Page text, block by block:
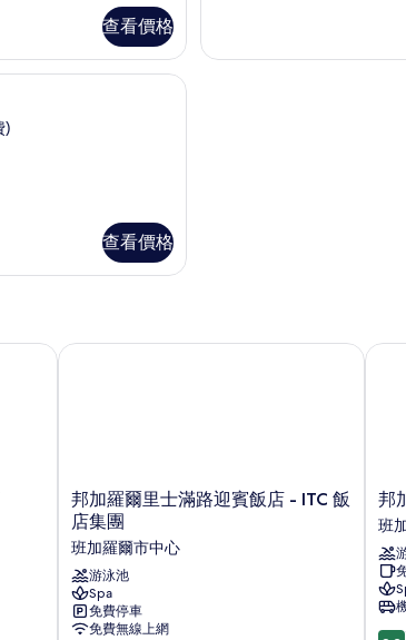
景
景
查看價格
1客
LCD 液晶電視、有線頻道、電視、付費電影
)
查看價格
邦
加
羅
爾
里
士
滿
邦加羅爾里士滿路迎賓飯店 - ITC 飯
店集團
班加羅爾市中心
游泳池
Spa
免費停車
免費無線上網
邦加羅爾里士滿路迎賓飯店 - ITC 飯店集團
邦
加
羅
爾
賽
車
場
邦
班
9.2
邦加